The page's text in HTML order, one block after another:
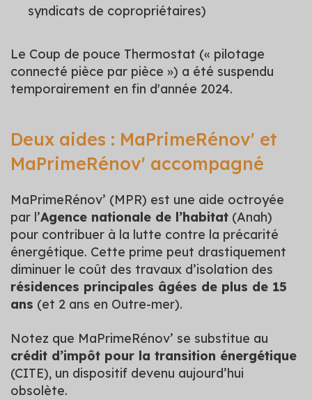
syndicats de copropriétaires)
Le Coup de pouce Thermostat (« pilotage
connecté pièce par pièce ») a été suspendu
temporairement en fin d'année 2024.
Deux aides : MaPrimeRénov' et
MaPrimeRénov' accompagné
MaPrimeRénov’ (MPR) est une aide octroyée
par l’Agence nationale de l’habitat (Anah)
pour contribuer à la lutte contre la précarité
énergétique. Cette prime peut drastiquement
diminuer le coût des travaux d’isolation des
résidences principales âgées de plus de 15
ans (et 2 ans en Outre-mer).
Notez que MaPrimeRénov’ se substitue au
crédit d’impôt pour la transition énergétique
(CITE), un dispositif devenu aujourd’hui
obsolète.